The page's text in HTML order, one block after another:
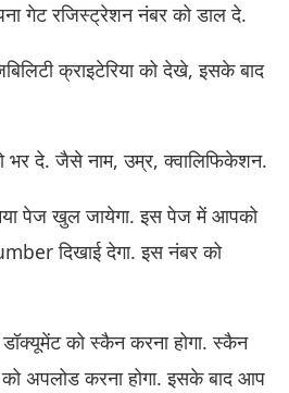
गेट रजिस्ट्रेशन नंबर को डाल दे.
क्राइटेरिया को देखे, इसके बाद
दे. जैसे नाम, उम्र, क्वालिफिकेशन.
पेज खुल जायेगा. इस पेज में आपको
दिखाई देगा. इस नंबर को
को स्कैन करना होगा. स्कैन
अपलोड करना होगा. इसके बाद आप